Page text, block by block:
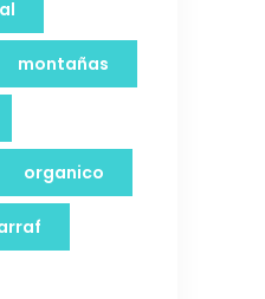
montañas
organico